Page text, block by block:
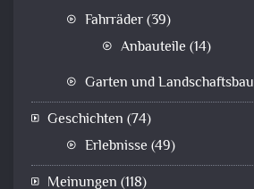
Fahrräder(39)
Anbauteile (14)
Garten und Landschaftsbau
Geschichten (74)
Erlebnisse (49)
Meinungen (118)